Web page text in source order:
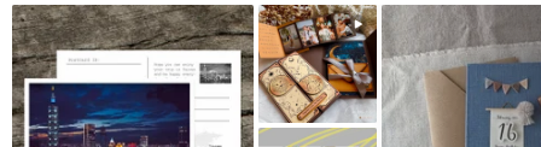
付款後， 3 個工作天內寄出貨品。
香港郵政為標準平郵，不設追蹤功能，買家需承受寄失風險。
如想有追蹤功能可選基本運送或順豐到付。